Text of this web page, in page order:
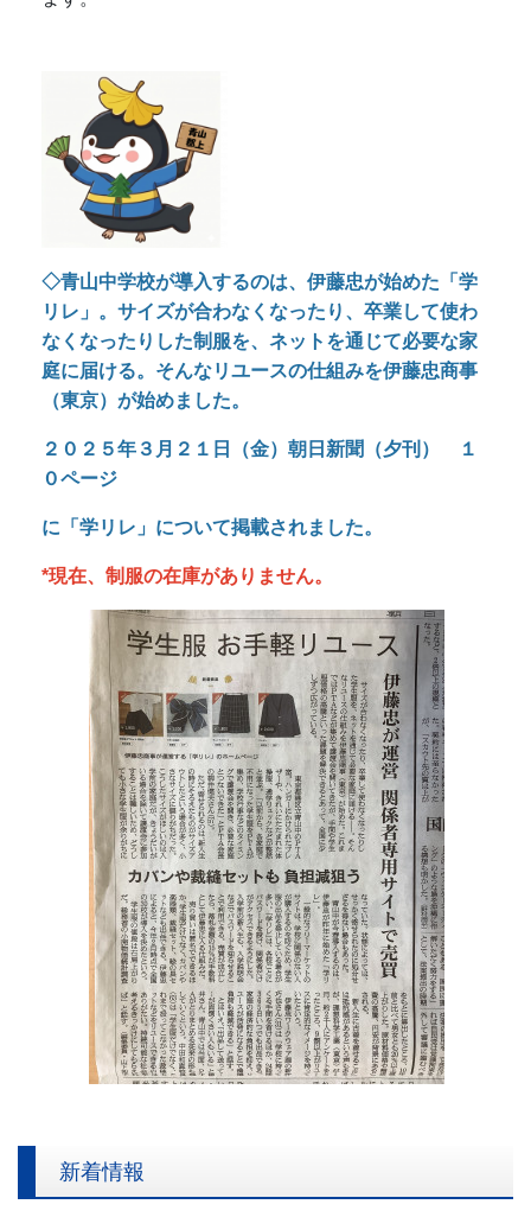
◇令和7年度 青山中学校ゆるキャラ を紹介しま
す。
青郡（あおぐん）くんです。よろしくお願いし
ます。
リレ」。サイズが合わなくなったり、卒業して使わ
なくなったりした制服を、ネットを通じて必要な家
庭に届ける。そんなリユースの仕組みを伊藤忠商事
（東京）が始めました。
２０２５年３月２１日（金）朝日新聞（夕刊） １
０ページ
「学リレ」について掲載されました。
*現在、制服の在庫がありません。